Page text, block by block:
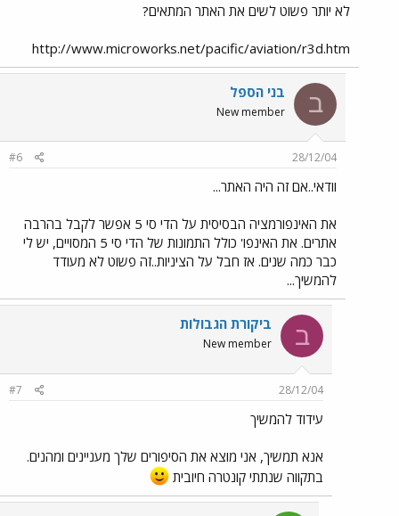
לא יותר פשוט לשים את האתר המתאים?
http://www.microworks.net/pacific/aviation/r3d.htm
ב בני הספל
New member
28/12/04
#6
וודאי..אם זה היה האתר...
את האינפורמציה הבסיסית על הדי סי 5 אפשר לקבל בהרבה
אתרים. את האינפו' כולל התמונות של הדי סי 5 המסויים, יש לי
כבר כמה שנים. אז חבל על הציניות..זה פשוט לא מעודד
להמשיך...
ב ביקורת הגבולות
New member
28/12/04
#7
עידוד להמשיך
אנא תמשיך, אני מוצא את הסיפורים שלך מעניינים ומהנים.
בתקווה שנתתי קונטרה חיובית